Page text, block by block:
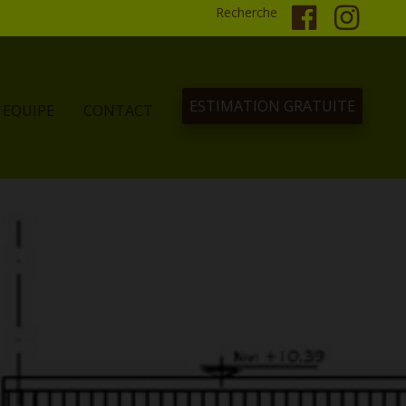
Recherche
EQUIPE CONTACT ESTIMATION GRATUITE